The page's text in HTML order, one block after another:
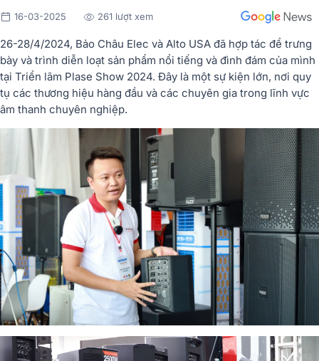
16-03-2025 261 lượt xem
26-28/4/2024, Bảo Châu Elec và Alto USA đã hợp tác để trưng
bày và trình diễn loạt sản phẩm nổi tiếng và đình đám của mình
tại Triển lãm Plase Show 2024. Đây là một sự kiện lớn, nơi quy
tụ các thương hiệu hàng đầu và các chuyên gia trong lĩnh vực
âm thanh chuyên nghiệp.